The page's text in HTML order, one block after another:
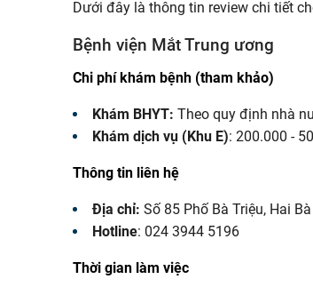
Dưới đây là thông tin review chi tiết
Bệnh viện Mắt Trung ương
Chi phí khám bệnh (tham khảo)
Khám BHYT: Theo quy định nhà
Khám dịch vụ (Khu E): 200.000 -
Thông tin liên hệ
Địa chỉ: Số 85 Phố Bà Triệu, Hai
Hotline: 024 3944 5196
Thời gian làm việc